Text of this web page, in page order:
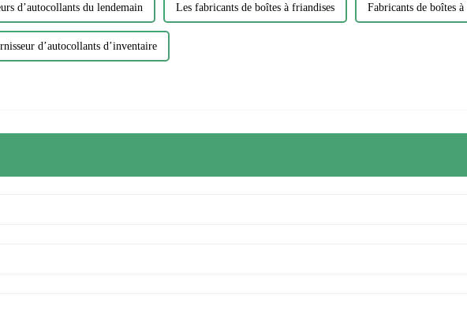
d’autocollants du lendemain Les fabricants de boîtes à friandises Fabricants de boîtes à
d’autocollants d’inventaire